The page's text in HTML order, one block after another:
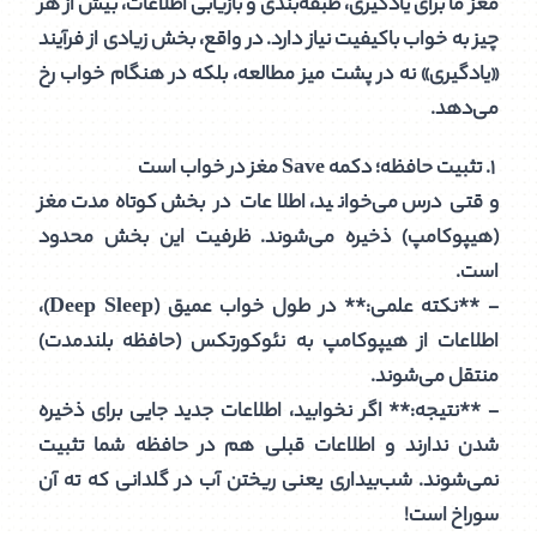
مغز ما برای یادگیری، طبقه‌بندی و بازیابی اطلاعات، بیش از هر
چیز به خواب باکیفیت نیاز دارد. در واقع، بخش زیادی از فرآیند
«یادگیری» نه در پشت میز مطالعه، بلکه در هنگام خواب رخ
می‌دهد.
وقتی درس می‌خوانید، اطلاعات در بخش کوتاه‌مدت مغز
(هیپوکامپ) ذخیره می‌شوند. ظرفیت این بخش محدود
است.
- **نکته علمی:** در طول خواب عمیق (Deep Sleep)،
اطلاعات از هیپوکامپ به نئوکورتکس (حافظه بلندمدت)
منتقل می‌شوند.
- **نتیجه:** اگر نخوابید، اطلاعات جدید جایی برای ذخیره
شدن ندارند و اطلاعات قبلی هم در حافظه شما تثبیت
نمی‌شوند. شب‌بیداری یعنی ریختن آب در گلدانی که ته آن
سوراخ است!